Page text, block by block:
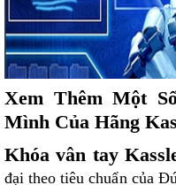
Xem Thêm Một
Mình Của Hãng
Khóa vân tay
đại theo tiêu chuẩn của